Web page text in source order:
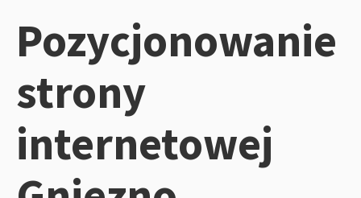
Pozycjonowanie
strony
internetowej